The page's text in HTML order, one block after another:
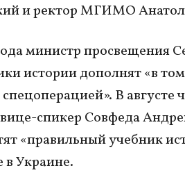
и ректор МГИМО
министр просвещения
истории дополнят «в
В августе
спикер Совфеда
«правильный учебник
в Украине.